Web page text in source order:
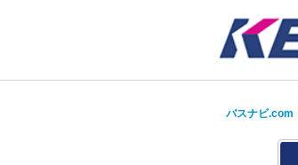
バスナビ.com